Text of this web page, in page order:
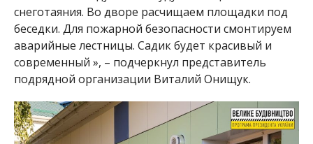
Внутри ремонтники штукатурят стены и готовят
под покраску. Они будут яркими и разноцветными.